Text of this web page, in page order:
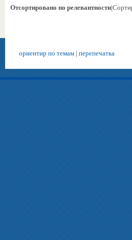
Отсортировано по релевантности
ориентир по темам | перепечатка